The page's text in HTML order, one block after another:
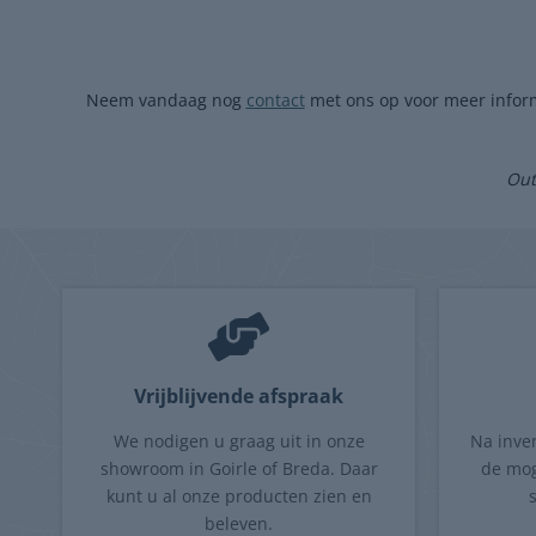
Neem vandaag nog contactmet ons op voor meer
Vrijblijvende afspraak
We nodigen u graag uit in onze
showroom in Goirle of Breda. Daar
kunt u al onze producten zien en
beleven.
Na
de